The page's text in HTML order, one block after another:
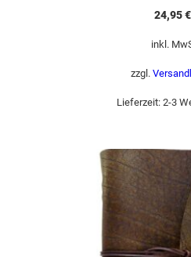
24,95€
inkl.
zzgl.
Lieferzeit: 2-3